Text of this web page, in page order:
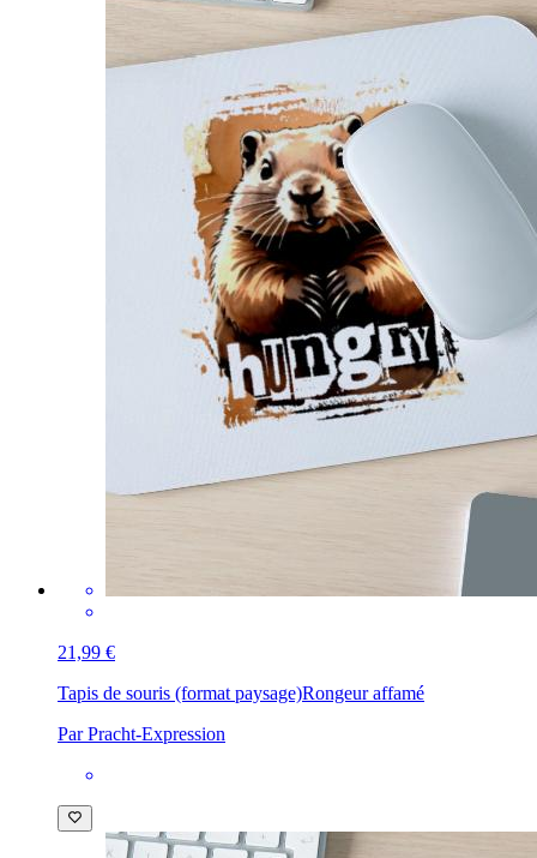
21,99 €
Tapis de souris (format paysage)Rongeur affamé
Par Pracht-Expression